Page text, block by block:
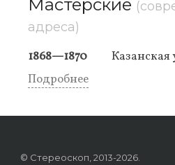
Мастерские
адреса)
1868—1870
Казанская
Подробнее
© Стереоскоп, 2013-2026.